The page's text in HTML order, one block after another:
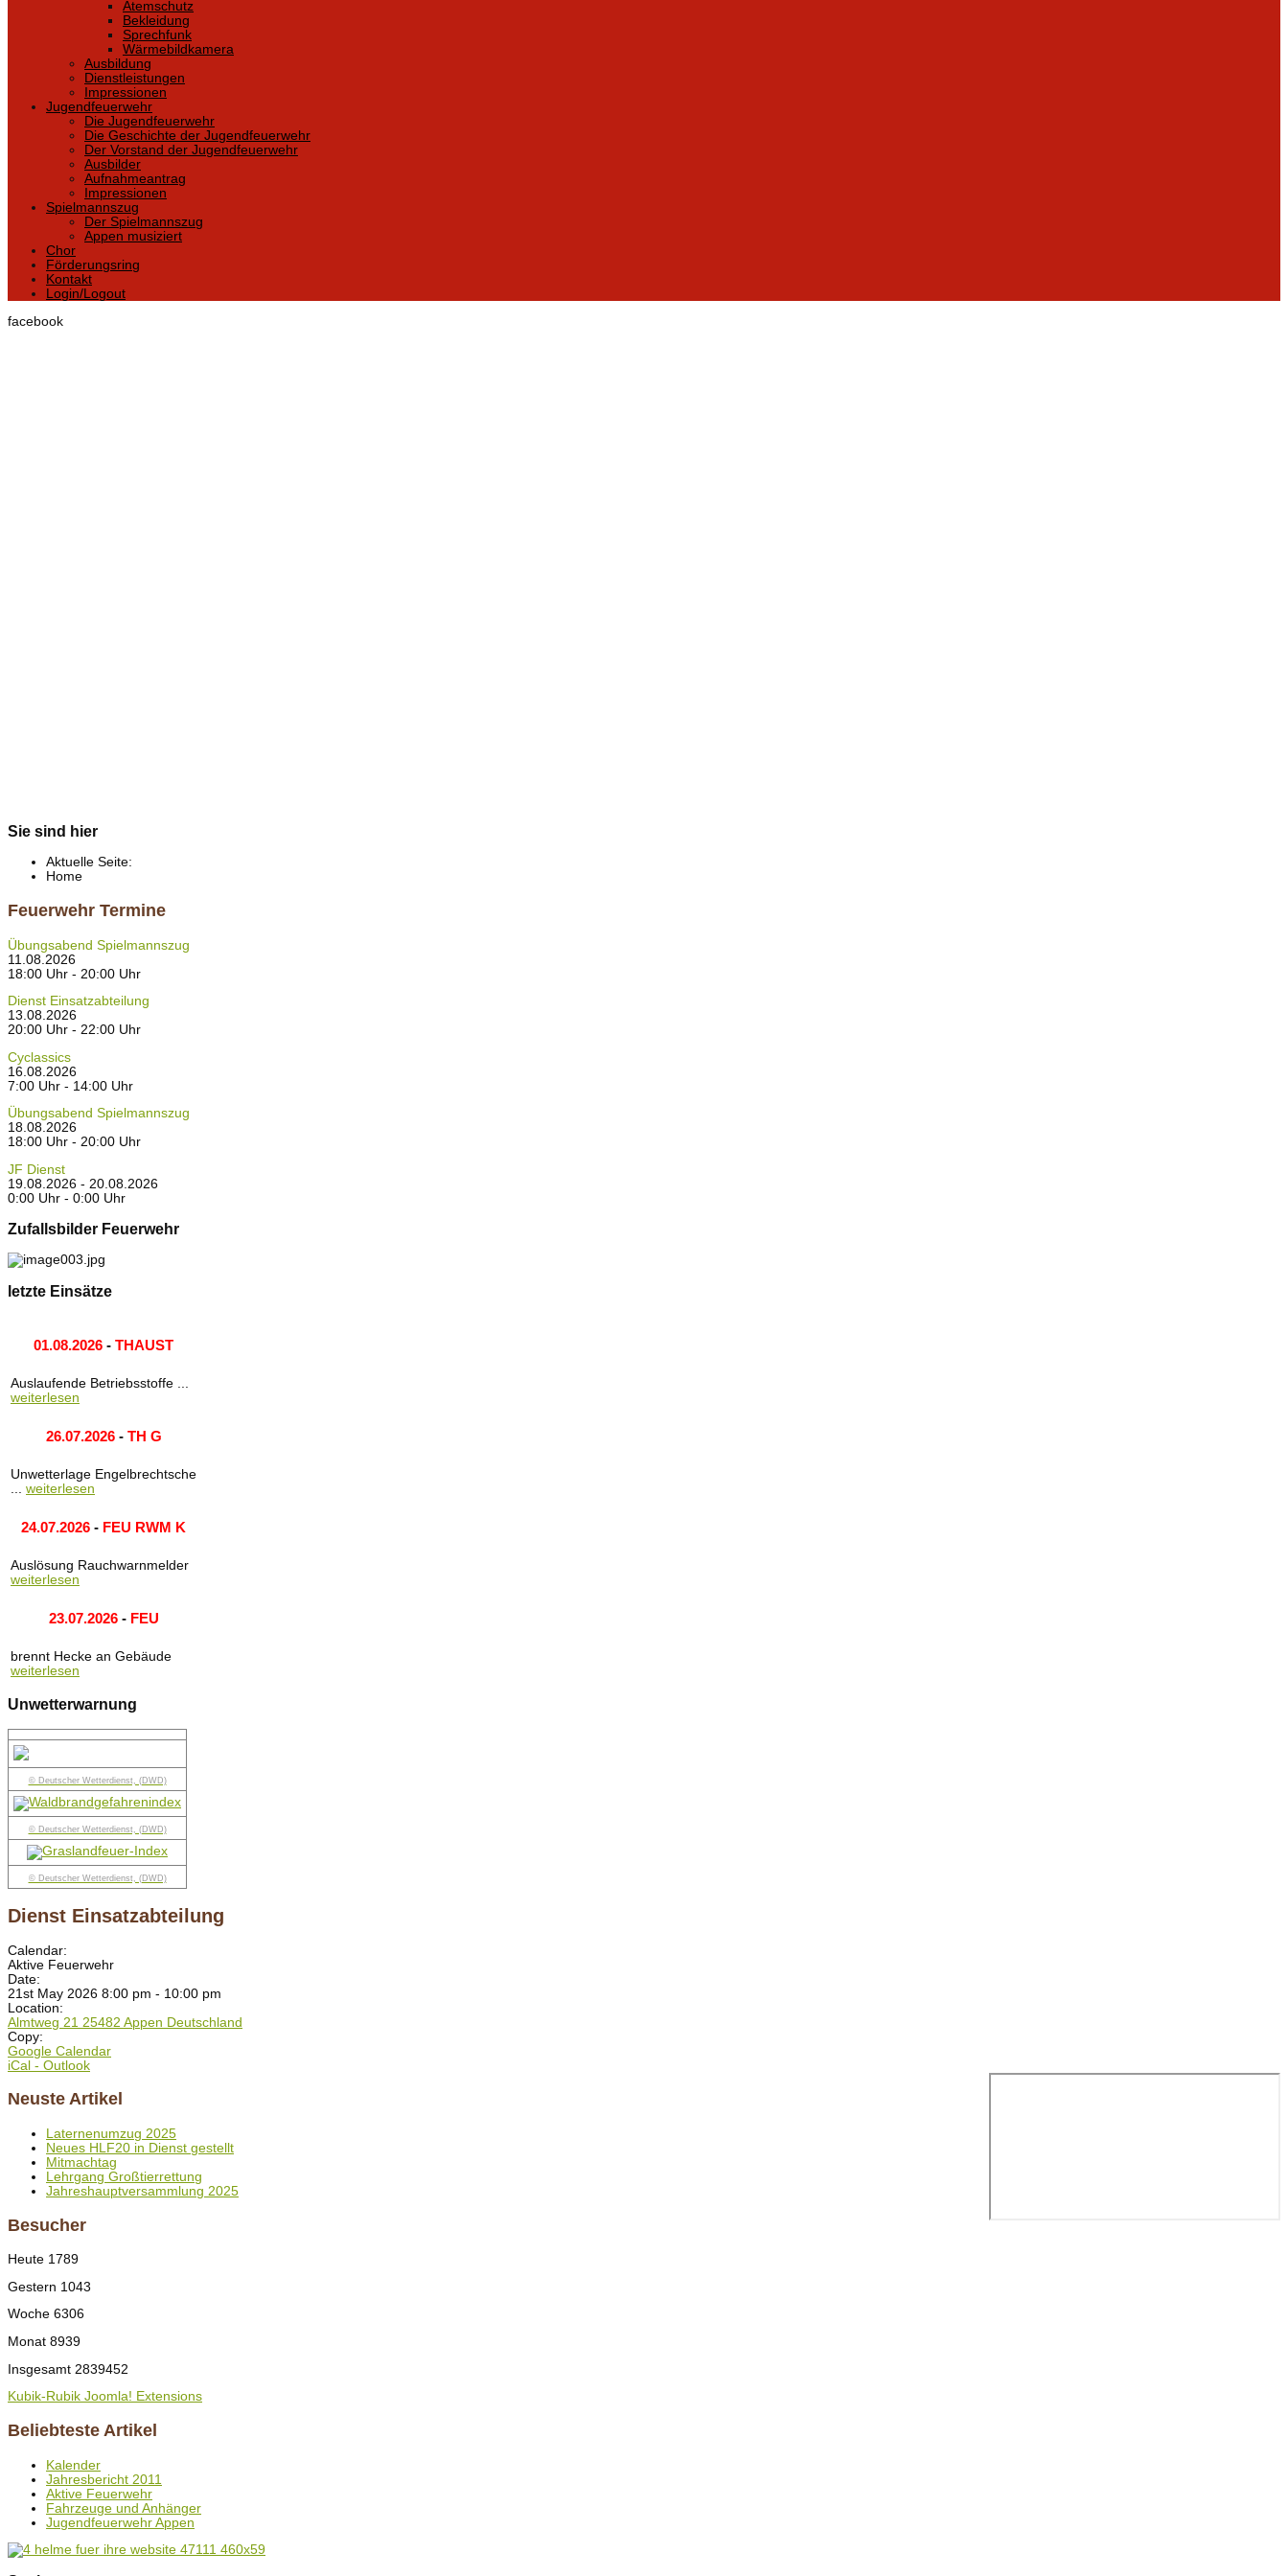
Atemschutz
Bekleidung
Sprechfunk
Wärmebildkamera
Ausbildung
Dienstleistungen
Impressionen
Jugendfeuerwehr
Die Jugendfeuerwehr
Die Geschichte der Jugendfeuerwehr
Der Vorstand der Jugendfeuerwehr
Ausbilder
Aufnahmeantrag
Impressionen
Spielmannszug
Der Spielmannszug
Appen musiziert
Chor
Förderungsring
Kontakt
Login/Logout
facebook
Sie sind hier
Aktuelle Seite:
Home
Feuerwehr Termine
Übungsabend Spielmannszug
11.08.2026
18:00 Uhr - 20:00 Uhr
Dienst Einsatzabteilung
13.08.2026
20:00 Uhr - 22:00 Uhr
Cyclassics
16.08.2026
7:00 Uhr - 14:00 Uhr
Übungsabend Spielmannszug
18.08.2026
18:00 Uhr - 20:00 Uhr
JF Dienst
19.08.2026 - 20.08.2026
0:00 Uhr - 0:00 Uhr
Zufallsbilder Feuerwehr
letzte Einsätze
01.08.2026 - THAUST
Auslaufende Betriebsstoffe ...
weiterlesen
26.07.2026- TH G
Unwetterlage Engelbrechtsche
... weiterlesen
24.07.2026 - FEU RWM K
Auslösung Rauchwarnmelder
weiterlesen
23.07.2026- FEU
brennt Hecke an Gebäude
weiterlesen
Unwetterwarnung
© Deutscher Wetterdienst, (DWD)
© Deutscher Wetterdienst, (DWD)
© Deutscher Wetterdienst, (DWD)
Dienst Einsatzabteilung
Calendar:
Aktive Feuerwehr
Date:
21st May 2026 8:00 pm - 10:00 pm
Location:
Almtweg 21 25482 Appen Deutschland
Copy:
Google Calendar
iCal - Outlook
Neuste Artikel
Laternenumzug 2025
Neues HLF20 in Dienst gestellt
Mitmachtag
Lehrgang Großtierrettung
Jahreshauptversammlung 2025
Besucher
Heute 1789
Gestern 1043
Woche 6306
Monat 8939
Insgesamt 2839452
Kubik-Rubik Joomla! Extensions
Beliebteste Artikel
Kalender
Jahresbericht 2011
Aktive Feuerwehr
Fahrzeuge und Anhänger
Jugendfeuerwehr Appen